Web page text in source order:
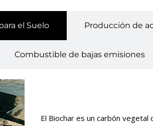
el Suelo Producción de
Combustible de bajas emisiones
El Biochar es un carbón